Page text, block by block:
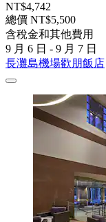
NT$4,742
總價 NT$5,500
含稅金和其他費用
9 月 6 日 - 9 月 7 日
長灘島機場歡朋飯店